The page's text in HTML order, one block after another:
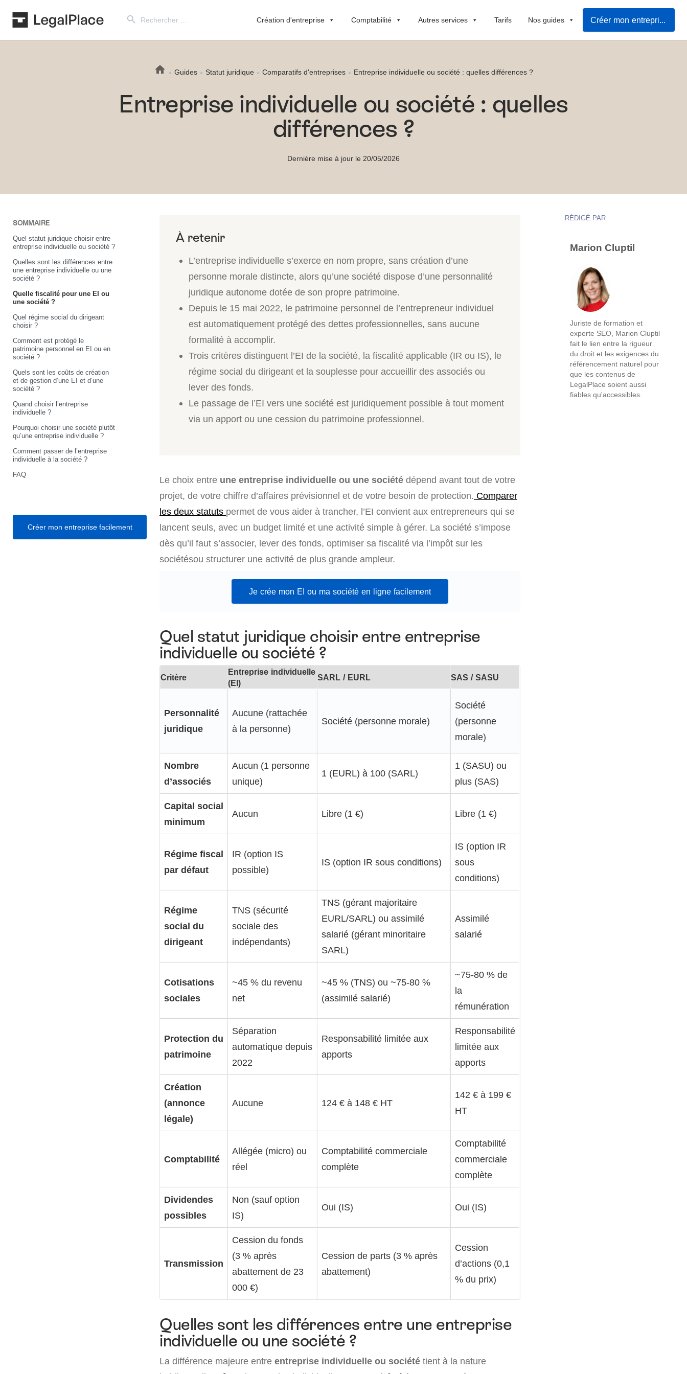
for:
Création d'entreprise Comptabilité Autres services Tarifs Nos guides Créer mon entreprise facilement
Guides Statut juridique Comparatifs d'entreprises Entreprise individuelle ou société : quelles différences ?
Entreprise individuelle ou société : quelles
différences ?
Dernière mise à jour le 20/05/2026
SOMMAIRE
Quel statut juridique choisir entre
entreprise individuelle ou société ?
Quelles sont les différences entre
une entreprise individuelle ou une
société ?
Quelle fiscalité pour une EI ou
une société ?
Quel régime social du dirigeant
choisir ?
Comment est protégé le
patrimoine personnel en EI ou en
société ?
Quels sont les coûts de création
et de gestion d’une EI et d’une
société ?
Quand choisir l’entreprise
individuelle ?
Pourquoi choisir une société plutôt
qu’une entreprise individuelle ?
Comment passer de l’entreprise
individuelle à la société ?
FAQ
Créer mon entreprise facilement
L’entreprise individuelle s’exerce en nom propre, sans création d’une
personne morale distincte, alors qu’une société dispose d’une personnalité
juridique autonome dotée de son propre patrimoine.
Depuis le 15 mai 2022, le patrimoine personnel de l’entrepreneur individuel
est automatiquement protégé des dettes professionnelles, sans aucune
formalité à accomplir.
Trois critères distinguent l’EI de la société, la fiscalité applicable (IR ou IS), le
régime social du dirigeant et la souplesse pour accueillir des associés ou
lever des fonds.
Le passage de l’EI vers une société est juridiquement possible à tout moment
via un apport ou une cession du patrimoine professionnel.
Le choix entre une entreprise individuelle ou une société dépend avant tout de votre
projet, de votre chiffre d’affaires prévisionnel et de votre besoin de protection. Comparer
les deux statuts permet de vous aider à trancher, l’EI convient aux entrepreneurs qui se
lancent seuls, avec un budget limité et une activité simple à gérer. La société s’impose
dès qu’il faut s’associer, lever des fonds, optimiser sa fiscalité via l’impôt sur les
sociétésou structurer une activité de plus grande ampleur.
Je crée mon EI ou ma société en ligne facilement
Quel statut juridique choisir entre entreprise
individuelle ou société ?
Critère
Entreprise individuelle
(EI)
SARL / EURL SAS / SASU
Personnalité
juridique
Aucune (rattachée
à la personne)
Société (personne morale)
Société
(personne
morale)
Nombre
d’associés
Aucun (1 personne
unique)
1 (EURL) à 100 (SARL)
1 (SASU) ou
plus (SAS)
Capital social
minimum
Aucun Libre (1 €) Libre (1 €)
Régime fiscal
par défaut
IR (option IS
possible)
IS (option IR sous conditions)
IS (option IR
sous
conditions)
Régime
social du
dirigeant
TNS (sécurité
sociale des
indépendants)
TNS (gérant majoritaire
EURL/SARL) ou assimilé
salarié (gérant minoritaire
SARL)
Assimilé
salarié
Cotisations
sociales
~45 % du revenu
net
~45 % (TNS) ou ~75-80 %
(assimilé salarié)
~75-80 % de
la
rémunération
Protection du
patrimoine
Séparation
automatique depuis
2022
Responsabilité limitée aux
apports
Responsabilité
limitée aux
apports
Création
(annonce
légale)
Aucune 124 € à 148 € HT
142 € à 199 €
HT
Comptabilité
Allégée (micro) ou
réel
Comptabilité commerciale
complète
Comptabilité
commerciale
complète
Dividendes
possibles
Non (sauf option
IS)
Oui (IS) Oui (IS)
Transmission
Cession du fonds
(3 % après
abattement de 23
000 €)
Cession de parts (3 % après
abattement)
Cession
d’actions (0,1
% du prix)
Quelles sont les différences entre une entreprise
individuelle ou une société ?
La différence majeure entre entreprise individuelle ou société tient à la nature
RÉDIGÉ PAR
Marion Cluptil
Juriste de formation et
experte SEO, Marion Cluptil
fait le lien entre la rigueur
du droit et les exigences du
référencement naturel pour
que les contenus de
LegalPlace soient aussi
fiables qu'accessibles.